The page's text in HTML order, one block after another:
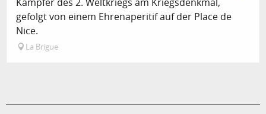
gefolgt von einem Ehrenaperitif auf der Place de
Nice.
La Brigue